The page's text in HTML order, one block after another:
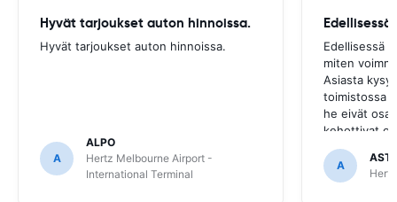
Hyvät tarjoukset auton hinnoissa.
Hyvät tarjoukset auton hinnoissa.
A
ALPO
Hertz Melbourne Airport -
International Terminal
Edellisessä
miten
Asiasta
toimistossa
he eivät
kehottivat
josta auto
A